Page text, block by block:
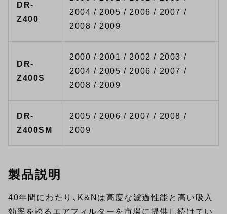
DR-
Z400
2004 / 2005 / 2006 / 2007 /
2008 / 2009
DR-
Z400S
2000 / 2001 / 2002 / 2003 /
2004 / 2005 / 2006 / 2007 /
2008 / 2009
DR-
Z400SM
2005 / 2006 / 2007 / 2008 /
2009
製品説明
40年間にわたり、K&Nは高度な濾過性能と高い吸入
効率を誇るエアフィルターを市場に提供し続けてい